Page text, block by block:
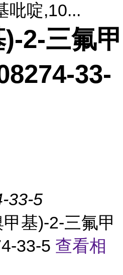
吡啶,10...
2-三氟甲
33-
33-5
基)-2-三氟甲
33-5 查看相